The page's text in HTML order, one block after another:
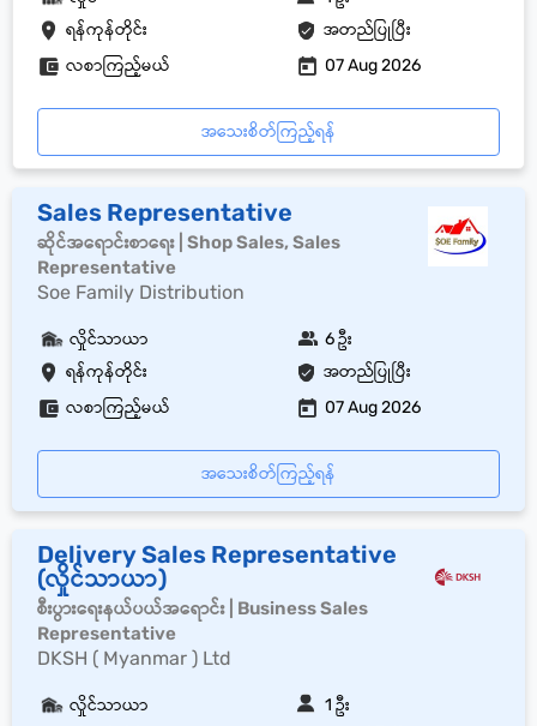
ရန်ကုန်တိုင်း အတည်ပြုပြီး
လစာကြည့်မယ် 07 Aug 2026
အသေးစိတ်ကြည့်ရန်
Sales Representative
ဆိုင်အရောင်းစာရေး | Shop Sales, Sales
Representative
Soe Family Distribution
ရန်ကုန်တိုင်း အတည်ပြုပြီး
လှိုင်သာယာ 6 ဦး
လစာကြည့်မယ် 07 Aug 2026
အသေးစိတ်ကြည့်ရန်
Delivery Sales Representative
(လှိုင်သာယာ)
စီးပွားရေးနယ်ပယ်အရောင်း | Business Sales
Representative
DKSH ( Myanmar ) Ltd
လှိုင်သာယာ 1 ဦး